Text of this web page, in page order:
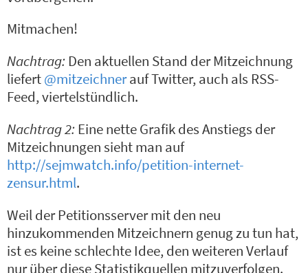
Mitmachen!
Nachtrag: Den aktuellen Stand der Mitzeichnung
liefert@mitzeichnerauf Twitter, auch als RSS-
Feed, viertelstündlich.
Nachtrag 2: Eine nette Grafik des Anstiegs der
Mitzeichnungen sieht man auf
http://sejmwatch.info/petition-internet-
zensur.html.
Weil der Petitionsserver mit den neu
hinzukommenden Mitzeichnern genug zu tun hat,
ist es keine schlechte Idee, den weiteren Verlauf
nur über diese Statistikquellen mitzuverfolgen.